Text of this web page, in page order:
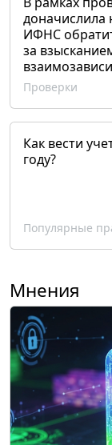
доначислила
ИФНС
за
Проверки
Как вести
году?
Популярные
Мнения